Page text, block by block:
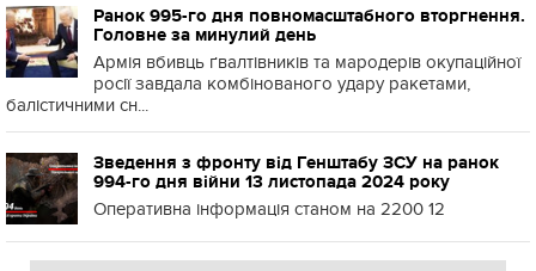
Ранок 995-го дня повномасштабного вторгнення.
Головне за минулий день
Армія вбивць ґвалтівників та мародерів окупаційної
росії завдала комбінованого удару ракетами,
балістичними сн...
Зведення з фронту від Генштабу ЗСУ на ранок
994-го дня війни 13 листопада 2024 року
Оперативна інформація станом на 2200 12